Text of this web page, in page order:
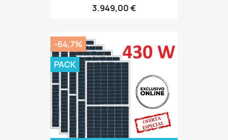
3.949,00 €
-64,7%
PACK